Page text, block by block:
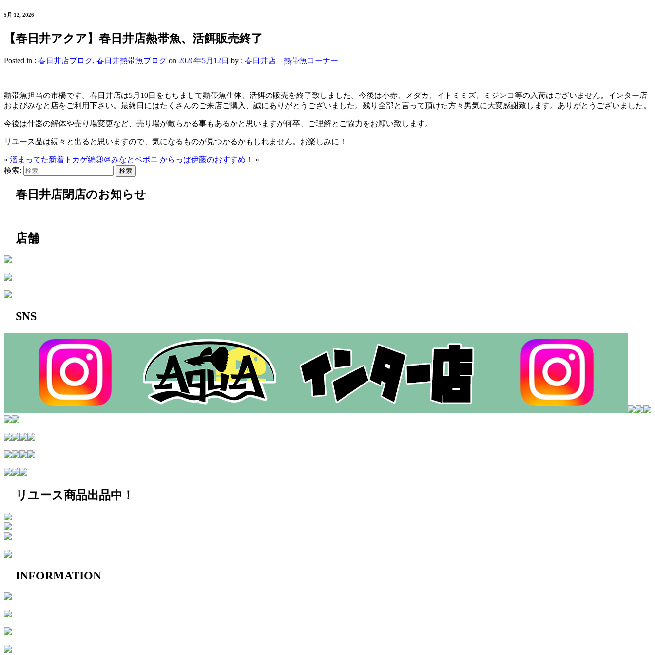
5月 12, 2026
【春日井アクア】春日井店熱帯魚、活餌販売終了
Posted in : 春日井店ブログ, 春日井熱帯魚ブログ on 2026年5月12日 by : 春日井店 熱帯魚コーナー
熱帯魚担当の市橋です。春日井店は5月10日をもちまして熱帯魚生体、活餌の販売を終了致しました。今後は小赤、メダカ、イトミミズ、ミジンコ等の入荷はございません。インター店
およびみなと店をご利用下さい。最終日にはたくさんのご来店ご購入、誠にありがとうございました。残り全部と言って頂けた方々男気に大変感謝致します。ありがとうございました。
今後は什器の解体や売り場変更など、売り場が散らかる事もあるかと思いますが何卒、ご理解とご協力をお願い致します。
リユース品は続々と出ると思いますので、気になるものが見つかるかもしれません。お楽しみに！
« 溜まってた新着トカゲ編③＠みなとペポニ からっぱ伊藤のおすすめ！
»
検索:
春日井店閉店のお知らせ
店舗
SNS
リユース商品出品中！
INFORMATION